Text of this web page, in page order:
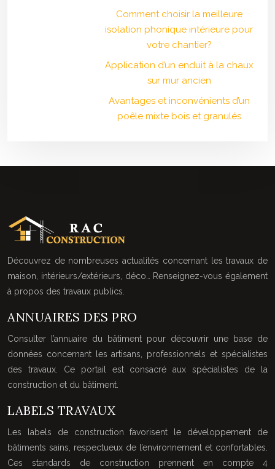
Comment choisir la meilleure
isolation phonique intérieure pour
votre chantier?
Application d’un enduit à la chaux
sur mur ancien
Avantages et inconvénients d’un
poêle mixte bois et granulés
Découvrez de nombreuses actualités concernant les travaux de
maison, intérieurs/extérieurs, déco… Renseignez-vous également
à propos des travaux publics.
ANNUAIRES DES PRO
Consulter l’annuaire du bâtiment pour découvrir une base de
données concernant les artisans, professionnels et spécialistes
des travaux. Ce portail est consacré aux spécialistes de la
construction et du bâtiment.
LABELS TRAVAUX
Les labels de construction favorisent le développement de
bâtiments sains, respectueux de l’environnement et confortables.
Ces standards de construction prennent en compte 4